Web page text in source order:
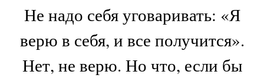
Не надо себя уговаривать: «Я
верю в себя, и все получится».
Нет, не верю. Но что, если бы